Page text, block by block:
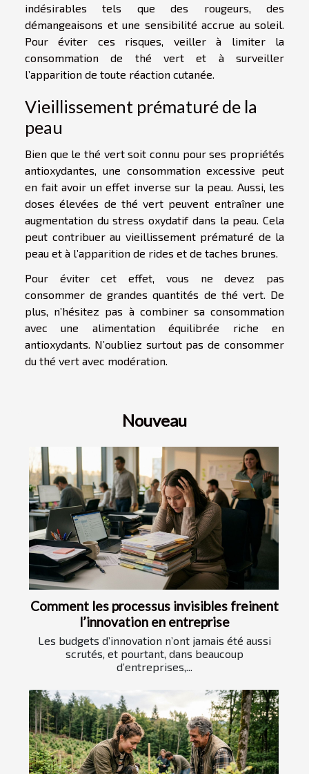
indésirables tels que des rougeurs, des
démangeaisons et une sensibilité accrue au soleil.
Pour éviter ces risques, veiller à limiter la
consommation de thé vert et à surveiller
l’apparition de toute réaction cutanée.
Vieillissement prématuré de la
peau
Bien que le thé vert soit connu pour ses propriétés
antioxydantes, une consommation excessive peut
en fait avoir un effet inverse sur la peau. Aussi, les
doses élevées de thé vert peuvent entraîner une
augmentation du stress oxydatif dans la peau. Cela
peut contribuer au vieillissement prématuré de la
peau et à l’apparition de rides et de taches brunes.
Pour éviter cet effet, vous ne devez pas
consommer de grandes quantités de thé vert. De
plus, n’hésitez pas à combiner sa consommation
avec une alimentation équilibrée riche en
antioxydants. N’oubliez surtout pas de consommer
du thé vert avec modération.
Nouveau
Comment les processus invisibles freinent
l’innovation en entreprise
Les budgets d’innovation n’ont jamais été aussi
scrutés, et pourtant, dans beaucoup
d’entreprises,...